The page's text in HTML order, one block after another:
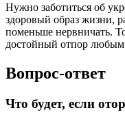
Нужно заботиться об
здоровый образ жизни,
поменьше нервничать.
достойный отпор любым
Вопрос-ответ
Что будет, если